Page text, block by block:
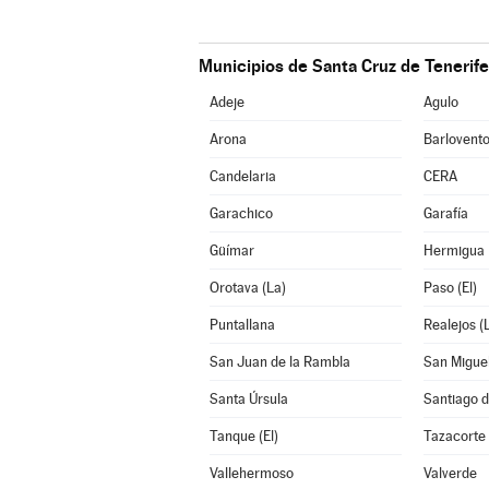
Municipios de Santa Cruz de Tenerife
Adeje Agulo
Arona Barlovento
Candelaria CERA
Garachico Garafía
Güímar Hermigua
Orotava (La) Paso (El)
Puntallana Realejos
San Juan de la Rambla San
Santa Úrsula Santiago
Tanque (El) Tazacorte
Vallehermoso Valverde